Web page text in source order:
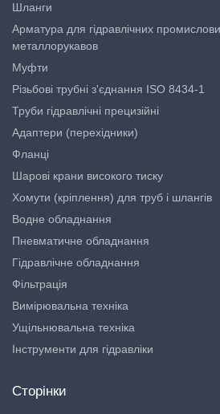
Шланги
Арматура для гідравлічних
металлорукавов
Муфти
Різьбові трубні з'єднання ISO 8434-1
Труби гідравлічні прецизійні
Адаптери (перехідники)
Фланці
Шарові крани високого тиску
Хомути (кріплення) для труб і шлангів
Водне обладнання
Пневматичне обладнання
Гідравлічне обладнання
Фільтрація
Вимірювальна техніка
Ущільнювальна техніка
Інструменти для гідравліки
Сторінки